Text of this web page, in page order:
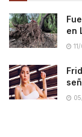
en